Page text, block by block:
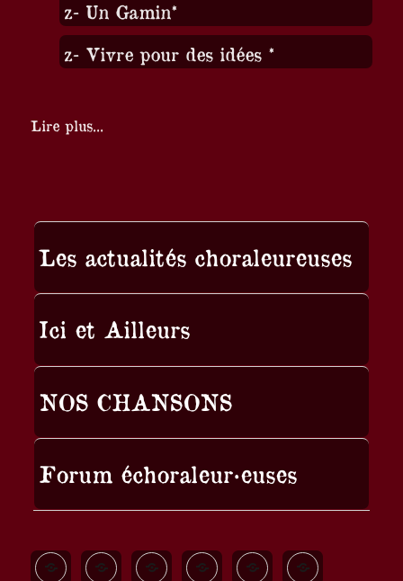
z- Un Gamin*
z- Vivre pour des idées *
Lire plus...
Les actualités choraleureuses
Ici et Ailleurs
NOS CHANSONS
Forum échoraleur·euses
Quand Les Nos A Allez Bella